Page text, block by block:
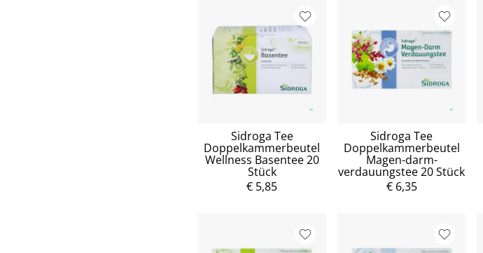
Sidroga Tee
Doppelkammerbeutel
Wellness Basentee 20
Stück
€ 5,85
Sidroga Tee
Doppelkammerbeutel
Magen-darm-
verdauungstee 20 Stück
€ 6,35